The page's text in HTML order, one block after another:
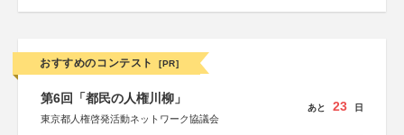
おすすめのコンテスト [PR]
第6回「都民の人権川柳」
東京都人権啓発活動ネットワーク協議会
あと 23 日